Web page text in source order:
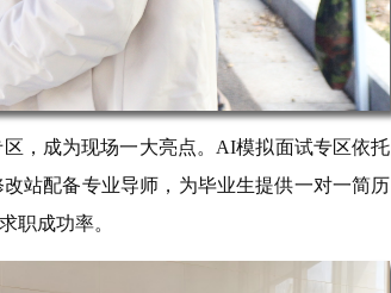
，成为现场一大亮点。AI模拟面试专区依托
站配备专业导师，为毕业生提供一对一简历
职成功率。